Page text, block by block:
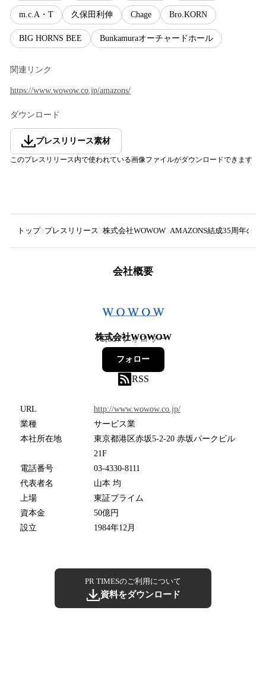
m.c.A・T 久保田利伸 Chage Bro.KORN
BIG HORNS BEE Bunkamuraオーチャードホール
関連リンク
https://www.wowow.co.jp/amazons/
ダウンロード
プレスリリース素材
このプレスリリース内で使われている画像ファイルがダウンロードできます
トップ プレスリリース 株式会社WOWOW AMAZONS結成35周年の
会社概要
株式会社WOWOW
1,857フォロワー
フォロー
RSS
URL
http://www.wowow.co.jp/
業種
サービス業
本社所在地
東京都港区赤坂5-2-20 赤坂パークビル
21F
電話番号
03-4330-8111
代表者名
山本 均
上場
東証プライム
資本金
50億円
設立
1984年12月
PR TIMESのご利用について
資料をダウンロード